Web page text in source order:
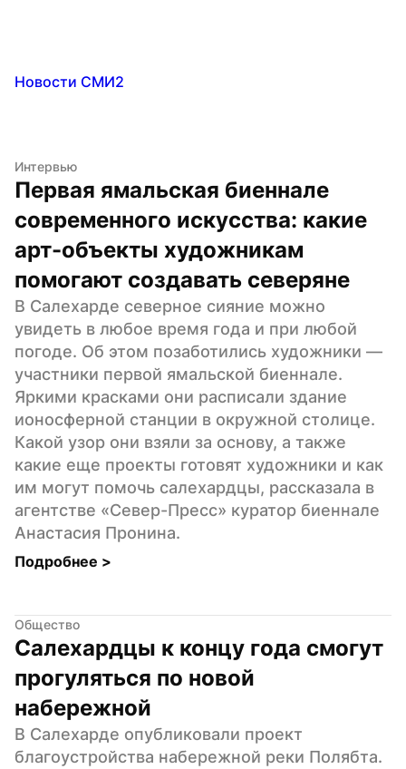
Новости СМИ2
Интервью
Первая ямальская биеннале
современного искусства: какие
арт-объекты художникам
помогают создавать северяне
В Салехарде северное сияние можно
увидеть в любое время года и при любой
погоде. Об этом позаботились художники —
участники первой ямальской биеннале.
Яркими красками они расписали здание
ионосферной станции в окружной столице.
Какой узор они взяли за основу, а также
какие еще проекты готовят художники и как
им могут помочь салехардцы, рассказала в
агентстве «Север-Пресс» куратор биеннале
Анастасия Пронина.
Подробнее >
Общество
Салехардцы к концу года смогут
прогуляться по новой
набережной
В Салехарде опубликовали проект
благоустройства набережной реки Полябта.